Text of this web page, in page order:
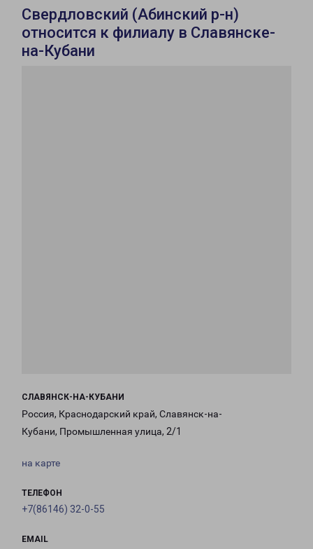
Свердловский (Абинский р-н)
относится к филиалу в Славянске-
на-Кубани
СЛАВЯНСК-НА-КУБАНИ
Россия, Краснодарский край, Славянск-на-
Кубани, Промышленная улица, 2/1
на карте
ТЕЛЕФОН
+7(86146) 32-0-55
EMAIL